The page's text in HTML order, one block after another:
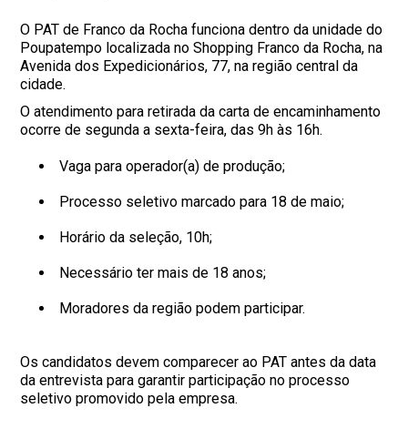
O PAT de Franco da Rocha funciona dentro da unidade do
Poupatempo localizada no Shopping Franco da Rocha, na
Avenida dos Expedicionários, 77, na região central da
cidade.
O atendimento para retirada da carta de encaminhamento
ocorre de segunda a sexta-feira, das 9h às 16h.
Vaga para operador(a) de produção;
Processo seletivo marcado para 18 de maio;
Horário da seleção, 10h;
Necessário ter mais de 18 anos;
Moradores da região podem participar.
Os candidatos devem comparecer ao PAT antes da data
da entrevista para garantir participação no processo
seletivo promovido pela empresa.